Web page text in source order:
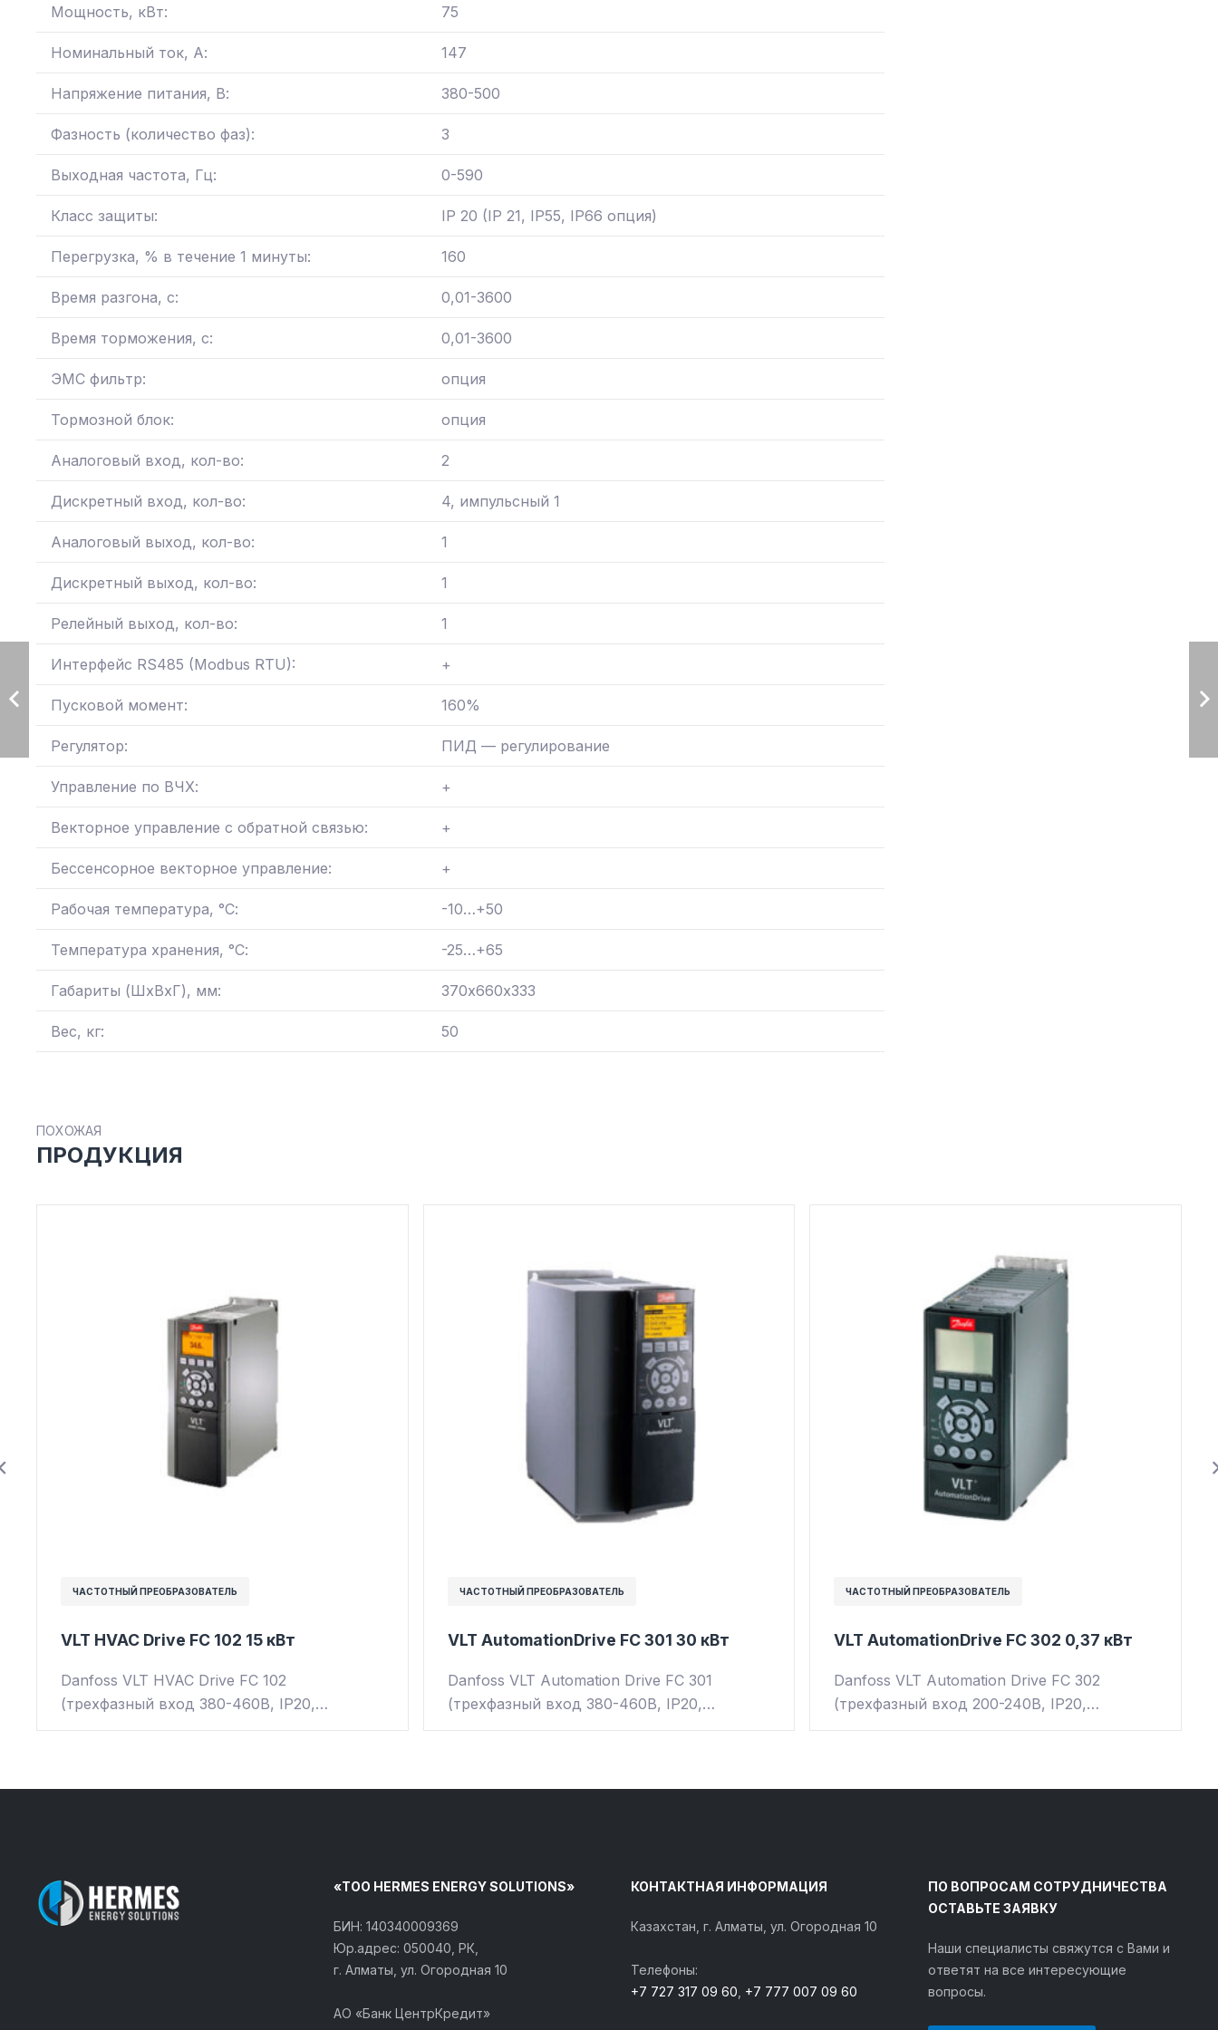
Мощность, кВт: 75
Номинальный ток, А: 147
Напряжение питания, В: 380-500
Фазность (количество фаз): 3
Выходная частота, Гц: 0-590
Класс защиты: IP 20 (IP 21, IP55, IP66 опция)
Перегрузка, % в течение 1 минуты: 160
Время разгона, с: 0,01-3600
Время торможения, с: 0,01-3600
ЭМС фильтр: опция
Тормозной блок: опция
Аналоговый вход, кол-во: 2
Дискретный вход, кол-во: 4, импульсный 1
Аналоговый выход, кол-во: 1
Дискретный выход, кол-во: 1
Релейный выход, кол-во: 1
Интерфейс RS485 (Modbus RTU): +
Пусковой момент: 160%
Регулятор: ПИД — регулирование
Управление по ВЧХ: +
Векторное управление с обратной связью: +
Бессенсорное векторное управление: +
Рабочая температура, °С: -10…+50
Температура хранения, °С: -25…+65
Габариты (ШхВхГ), мм: 370х660х333
Вес, кг: 50
ПОХОЖАЯ
ПРОДУКЦИЯ
ЧАСТОТНЫЙ ПРЕОБРАЗОВАТЕЛЬ
VLT HVAC Drive FC 102 15 кВт
Danfoss VLT HVAC Drive FC 102
(трехфазный вход 380-460В, IP20,…
ЧАСТОТНЫЙ ПРЕОБРАЗОВАТЕЛЬ
VLT AutomationDrive FC 301 30 кВт
Danfoss VLT Automation Drive FC 301
(трехфазный вход 380-460В, IP20,…
ЧАСТОТНЫЙ ПРЕОБРАЗОВАТЕЛЬ
VLT AutomationDrive FC 302 0,37 кВт
Danfoss VLT Automation Drive FC 302
(трехфазный вход 200-240В, IP20,…
«ТОО HERMES ENERGY SOLUTIONS»
БИН: 140340009369
Юр.адрес: 050040, РК,
г. Алматы, ул. Огородная 10
АО «Банк ЦентрКредит»
КОНТАКТНАЯ ИНФОРМАЦИЯ
Казахстан, г. Алматы, ул. Огородная 10
Телефоны:
+7 727 317 09 60 +7 777 007 09 60
ПО ВОПРОСАМ СОТРУДНИЧЕСТВА
ОСТАВЬТЕ ЗАЯВКУ
Наши специалисты свяжутся с Вами и
ответят на все интересующие
вопросы.